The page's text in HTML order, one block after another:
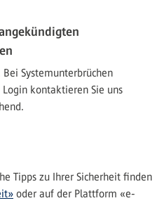
Systemunterbrüchen
kontaktieren Sie uns
Tipps zu Ihrer Sicherheit finden
oder auf der Plattform «e-